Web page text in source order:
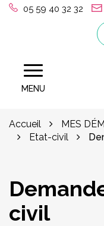
Gestion des traceurs
05 59 40 32 32
MENU Site
Accueil MES
Etat-civil
civil